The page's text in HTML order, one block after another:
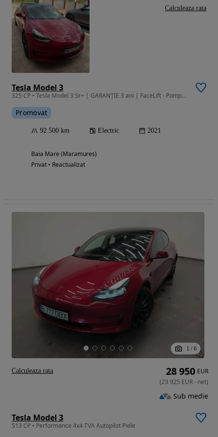
Tesla Model 3
325 CP • Tesla Model 3 Sr+ | GARANȚIE 3 ani | FaceLift - Pompa Caldura 92.500km
Promovat
92 500 km Electric 2021
Baia Mare (Maramures)
Privat • Reactualizat
Calculeaza rata
1 / 6
Tesla Model 3
513 CP • Performance 4x4 TVA Autopilot Piele
28 950 EUR
(23 925 EUR- net)
Sub medie
Calculeaza rata